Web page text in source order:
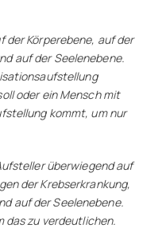
der Körperebene, auf der
auf der Seelenebene.
oder ein Mensch mit
kommt, um nur
überwiegend auf
der Krebserkrankung,
auf der Seelenebene.
zu verdeutlichen.